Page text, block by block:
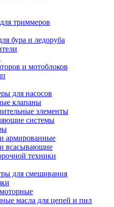
триммеров
бура и ледоруба
и мотоблоков
для насосов
клапаны
элементы
системы
армированные
всасывающие
техники
для смешивания
масла для цепей и пил